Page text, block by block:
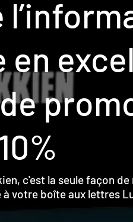
10%
c'est la seule façon
votre boîte aux lettres